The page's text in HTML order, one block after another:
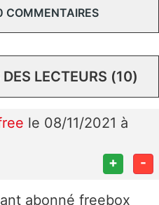
COMMENTAIRES
LECTEURS (10)
le 08/11/2021 à
+ -
abonné freebox